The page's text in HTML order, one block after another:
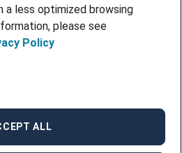
Logg inn
a less optimized browsing
please see
Policy
ALL